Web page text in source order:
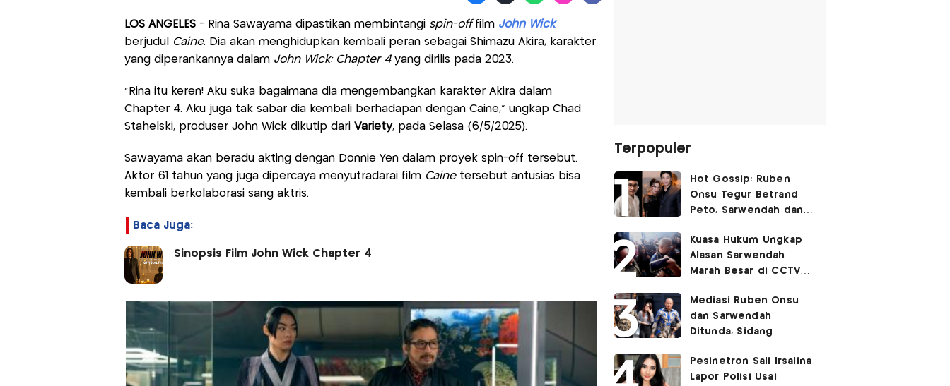
LOS ANGELES- Rina Sawayama dipastikan membintangi spin-offfilm John Wick
berjudul
Caine. Dia akan menghidupkan kembali peran sebagai Shimazu Akira, karakter
yang diperankannya dalam John Wick: Chapter 4 yang dirilis pada 2023.
“Rina itu keren! Aku suka bagaimana dia mengembangkan karakter Akira dalam
Chapter 4. Aku juga tak sabar dia kembali berhadapan dengan Caine,” ungkap Chad
Stahelski, produser John Wick dikutip dari Variety, pada Selasa (6/5/2025).
Sawayama akan beradu akting dengan Donnie Yen dalam proyek spin-off tersebut.
Aktor 61 tahun yang juga dipercaya menyutradarai film Cainetersebut antusias bisa
kembali berkolaborasi sang aktris.
Baca Juga:
Sinopsis Film John Wick Chapter 4
Terpopuler
Hot Gossip: Ruben
Onsu Tegur Betrand
Peto, Sarwendah dan
Kemesraan
Kuasa Hukum Ungkap
Alasan Sarwendah
Marah Besar di CCTV
Kecewa Mendalam
Mediasi Ruben Onsu
dan Sarwendah
Ditunda, Sidang
Pesinetron Sali Irsalina
Lapor Polisi Usai